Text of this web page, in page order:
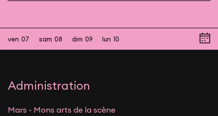
ven 07 sam 08 dim 09 lun 10
Administration
Mars - Mons arts de la scène